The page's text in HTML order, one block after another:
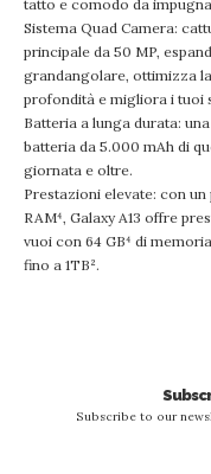
tatto e comodo da
Sistema Quad Camera:
principale da 50 MP,
grandangolare, ottimizza
profondità e migliora i tuoi
Batteria a lunga durata:
batteria da 5.000 mAh di
giornata e oltre.
Prestazioni elevate: con
RAM⁴, Galaxy A13 offre
vuoi con 64 GB⁴ di
fino a 1TB².
Subscribe to our